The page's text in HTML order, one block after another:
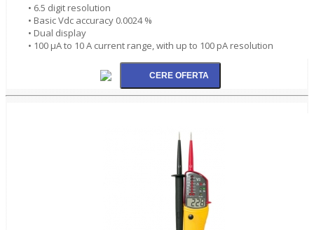
• 6.5 digit resolution
• Basic Vdc accuracy 0.0024 %
• Dual display
• 100 µA to 10 A current range, with up to 100 pA resolution